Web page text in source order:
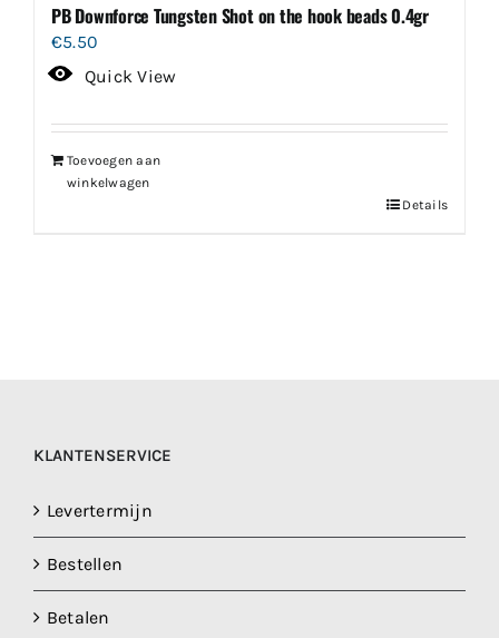
PB Downforce Tungsten Shot on the hook beads 0.4gr
€5.50
Quick View
Toevoegen aan
winkelwagen
Details
KLANTENSERVICE
Levertermijn
Bestellen
Betalen